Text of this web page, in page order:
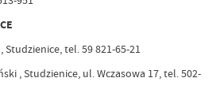
Studzienice, tel. 59 821-65-21
, Studzienice, ul. Wczasowa 17, tel. 502-